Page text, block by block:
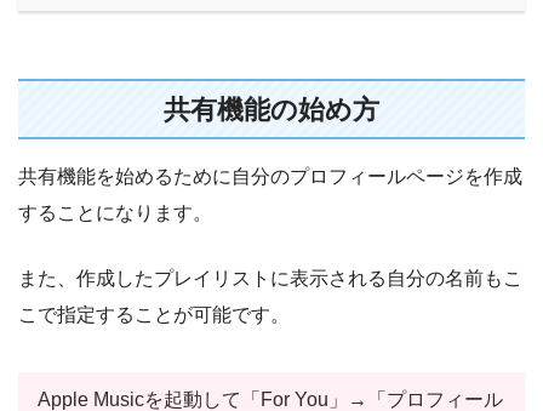
共有機能の始め方
共有機能を始めるために自分のプロフィールページを作成
することになります。
また、作成したプレイリストに表示される自分の名前もこ
こで指定することが可能です。
Apple Musicを起動して「For You」→「プロフィール